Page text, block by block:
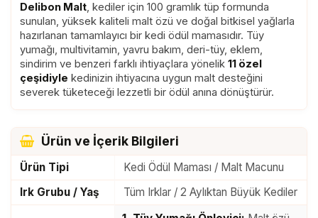
Delibon Malt, kediler için 100 gramlık tüp formunda
sunulan, yüksek kaliteli malt özü ve doğal bitkisel yağlarla
hazırlanan tamamlayıcı bir kedi ödül mamasıdır. Tüy
yumağı, multivitamin, yavru bakım, deri-tüy, eklem,
sindirim ve benzeri farklı ihtiyaçlara yönelik 11 özel
çeşidiyle kedinizin ihtiyacına uygun malt desteğini
severek tüketeceği lezzetli bir ödül anına dönüştürür.
Ürün ve İçerik Bilgileri
Ürün Tipi
Kedi Ödül Maması / Malt Macunu
Irk Grubu / Yaş
Tüm Irklar / 2 Aylıktan Büyük Kediler